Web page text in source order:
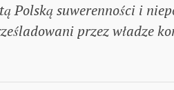
Polską suwerenności i
przez władze